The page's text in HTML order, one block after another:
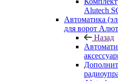
Alutech
Автоматика
для ворот
Назад